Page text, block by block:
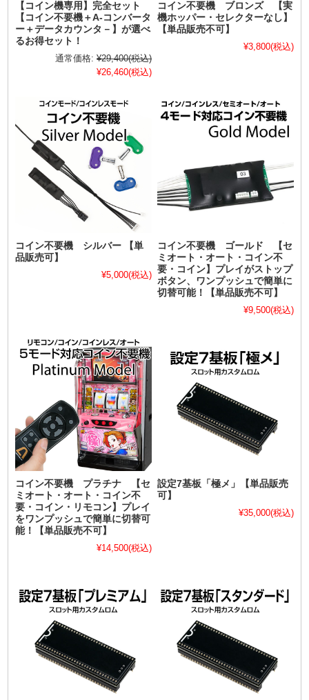
【コイン機専用】完全セット
【コイン不要機＋A-コンバータ
ー＋データカウンタ－】が選べ
るお得セット！
通常価格: ¥29,400(税込)
¥26,460(税込)
コイン不要機 ブロンズ 【実
機ホッパー・セレクターなし】
【単品販売不可】
¥3,800(税込)
コイン不要機 シルバー 【単
品販売可】
¥5,000(税込)
コイン不要機 ゴールド 【セ
ミオート・オート・コイン不
要・コイン】プレイがストップ
ボタン、ワンプッシュで簡単に
切替可能！【単品販売不可】
¥9,500(税込)
コイン不要機 プラチナ 【セ
ミオート・オート・コイン不
要・コイン・リモコン】プレイ
をワンプッシュで簡単に切替可
能！【単品販売不可】
¥14,500(税込)
設定7基板「極メ」【単品販売
可】
¥35,000(税込)